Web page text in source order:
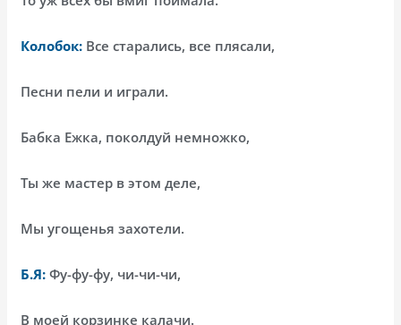
Колобок: Все старались, все плясали,
Песни пели и играли.
Бабка Ежка, поколдуй немножко,
Ты же мастер в этом деле,
Мы угощенья захотели.
Б.Я:Фу-фу-фу, чи-чи-чи,
В моей корзинке калачи.